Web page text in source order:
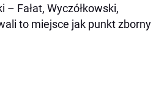
Fałat, Wyczółkowski,
to miejsce jak punkt zborny